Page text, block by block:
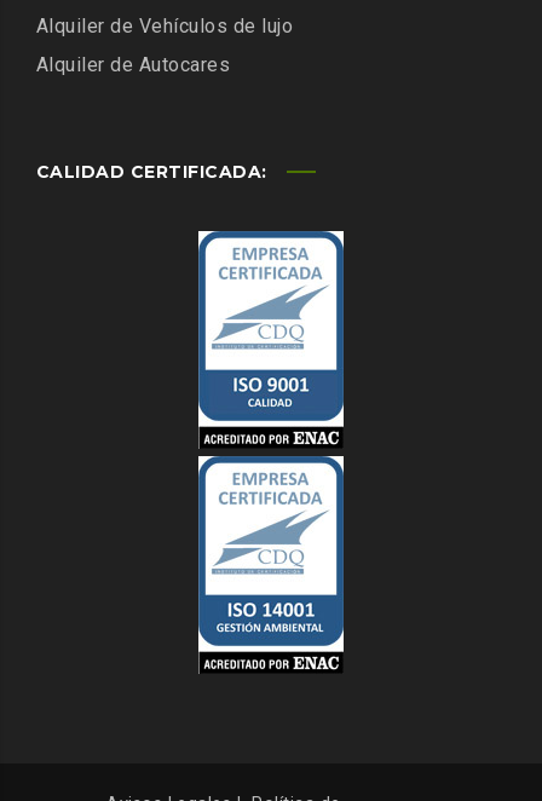
Alquiler de Vehículos de lujo
Alquiler de Autocares
CALIDAD CERTIFICADA: